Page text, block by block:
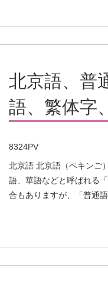
北京語、普
語、繁体字
8324PV
北京語 北京語（ペキンご
語、華語などと呼ばれる
合もありますが、「普通語